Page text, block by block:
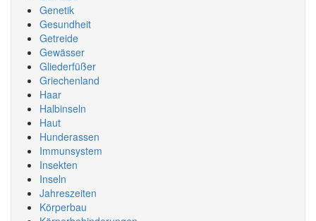
Genetik
Gesundheit
Getreide
Gewässer
Gliederfüßer
Griechenland
Haar
Halbinseln
Haut
Hunderassen
Immunsystem
Insekten
Inseln
Jahreszeiten
Körperbau